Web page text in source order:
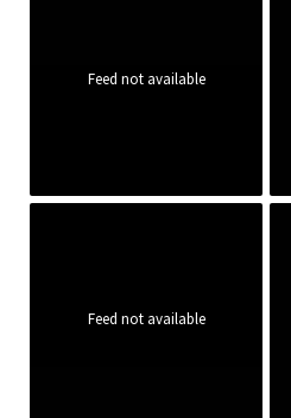
Feed not available
Feed not available